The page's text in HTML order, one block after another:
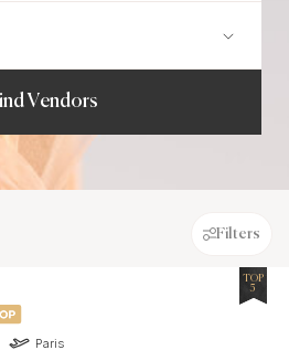
Vendors
Filters
Paris
TOP
5